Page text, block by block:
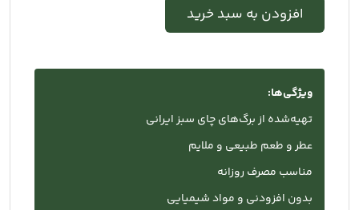
افزودن به سبد خرید
ویژگی‌ها:
تهیه‌شده از برگ‌های چای سبز ایرانی
عطر و طعم طبیعی و ملایم
مناسب مصرف روزانه
بدون افزودنی و مواد شیمیایی